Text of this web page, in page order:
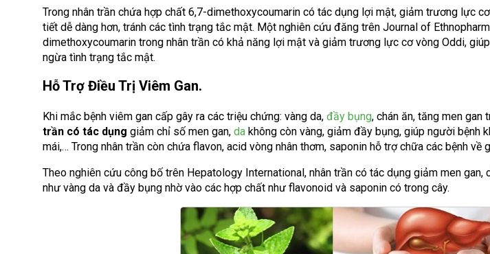
Trong nhân trần chứa hợp chất 6,7-dimethoxycoumarin có tác dụng lợi mật, giảm trương lực
tiết dễ dàng hơn, tránh các tình trạng tắc mật. Một nghiên cứu đăng trên Journal of
dimethoxycoumarin trong nhân trần có khả năng lợi mật và giảm trương lực cơ vòng Oddi,
ngừa tình trạng tắc mật.
Hỗ Trợ Điều Trị Viêm Gan.
Khi mắc bệnh viêm gan cấp gây ra các triệu chứng: vàng da, đầy bụng, chán ăn, tăng men gan
trần có tác dụng giảm chỉ số men gan, da không còn vàng, giảm đầy bụng, giúp người bệnh
mái,… Trong nhân trần còn chứa flavon, acid vòng nhân thơm, saponin hỗ trợ chữa các bệnh về
Theo nghiên cứu công bố trên Hepatology International, nhân trần có tác dụng giảm men gan,
như vàng da và đầy bụng nhờ vào các hợp chất như flavonoid và saponin có trong cây.